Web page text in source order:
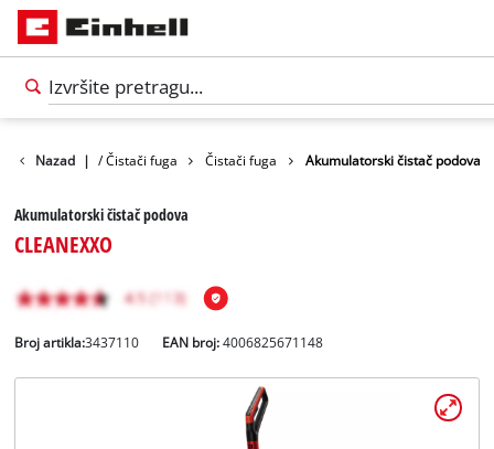
Nazad |
četke / Čistači fuga Čistači fuga Akumulatorski čistač podova
Akumulatorski čistač podova
CLEANEXXO
Broj artikla:3437110 EAN broj:4006825671148